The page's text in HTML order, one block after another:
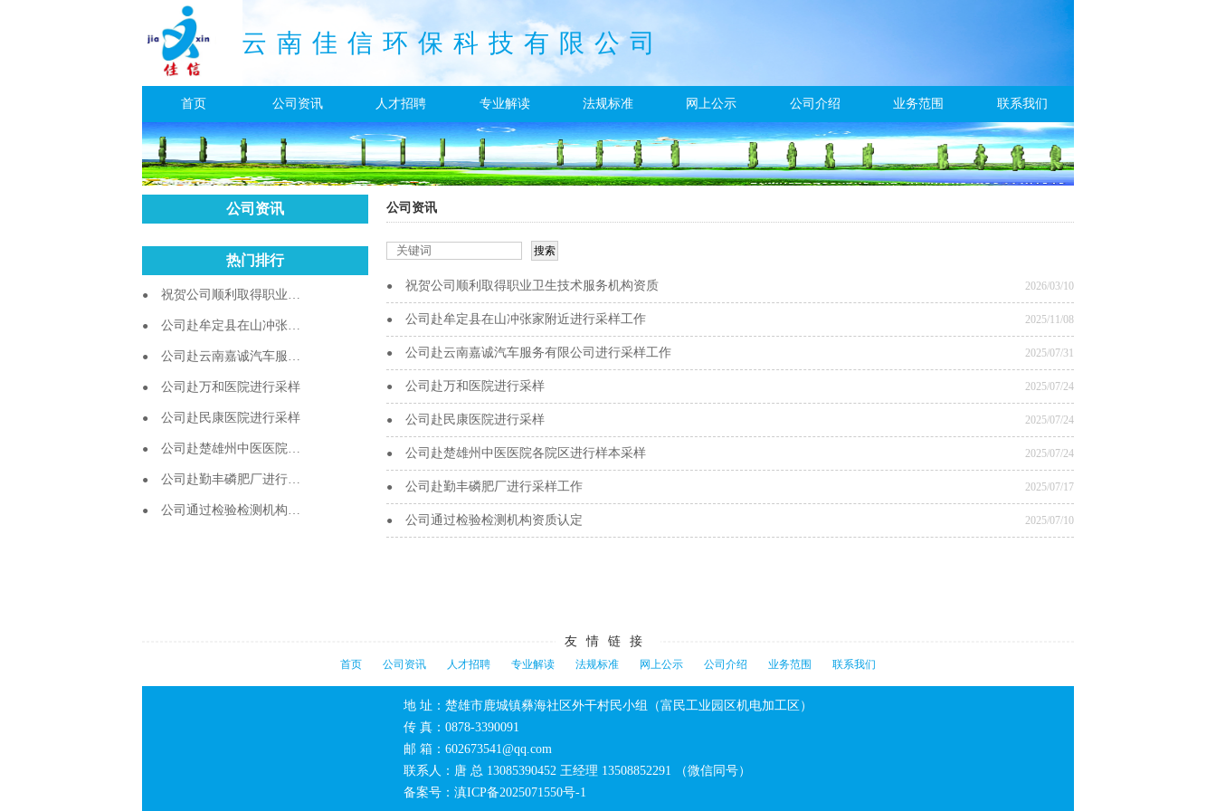
云南佳信环保科技有限公司
首页 公司资讯 人才招聘 专业解读 法规标准 网上公示 公司介绍 业务范围 联系我们
公司资讯
热门排行
生技术服务机构资质
附近进行采样工作
有限公司进行采样工作
公司赴万和医院进行采样
公司赴民康医院进行采样
院区进行样本采样
样工作
公司资讯
祝贺公司顺利取得职业卫生技术服务机构资质 2026/03/10
公司赴牟定县在山冲张家附近进行采样工作 2025/11/08
公司赴云南嘉诚汽车服务有限公司进行采样工作 2025/07/31
公司赴万和医院进行采样 2025/07/24
公司赴民康医院进行采样 2025/07/24
公司赴楚雄州中医医院各院区进行样本采样 2025/07/24
公司赴勤丰磷肥厂进行采样工作 2025/07/17
公司通过检验检测机构资质认定 2025/07/10
友情链接
首页 公司资讯 人才招聘 专业解读 法规标准 网上公示 公司介绍 业务范围 联系我们
地 址：楚雄市鹿城镇彝海社区外干村民小组（富民工业园区机电加工区）
传 真：0878-3390091
邮 箱：602673541@qq.com
联系人：唐 总 13085390452 王经理 13508852291 （微信同号）
备案号： 滇ICP备2025071550号-1